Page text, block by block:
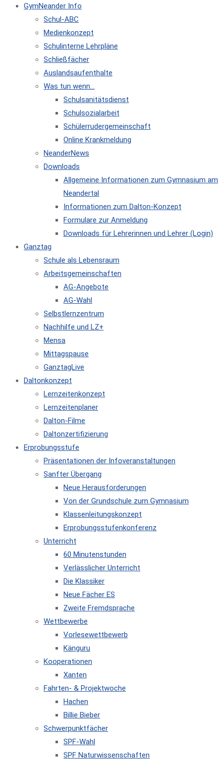
GymNeander Info
Schul-ABC
Medienkonzept
Schulinterne Lehrpläne
Schließfächer
Auslandsaufenthalte
Was tun wenn…
Schulsanitätsdienst
Schulsozialarbeit
Schülerrudergemeinschaft
Online Krankmeldung
NeanderNews
Downloads
Allgemeine Informationen zum Gymnasium am
Neandertal
Informationen zum Dalton-Konzept
Formulare zur Anmeldung
Downloads für Lehrerinnen und Lehrer (Login)
Ganztag
Schule als Lebensraum
Arbeitsgemeinschaften
AG-Angebote
AG-Wahl
Selbstlernzentrum
Nachhilfe und LZ+
Mensa
Mittagspause
GanztagLive
Daltonkonzept
Lernzeitenkonzept
Lernzeitenplaner
Dalton-Filme
Daltonzertifizierung
Erprobungsstufe
Präsentationen der Infoveranstaltungen
Sanfter Übergang
Neue Herausforderungen
Von der Grundschule zum Gymnasium
Klassenleitungskonzept
Erprobungsstufenkonferenz
Unterricht
60 Minutenstunden
Verlässlicher Unterricht
Die Klassiker
Neue Fächer ES
Zweite Fremdsprache
Wettbewerbe
Vorlesewettbewerb
Känguru
Kooperationen
Xanten
Fahrten- & Projektwoche
Hachen
Billie Bieber
Schwerpunktfächer
SPF-Wahl
SPF Naturwissenschaften